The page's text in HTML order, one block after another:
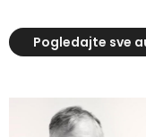
Pogledajte sve